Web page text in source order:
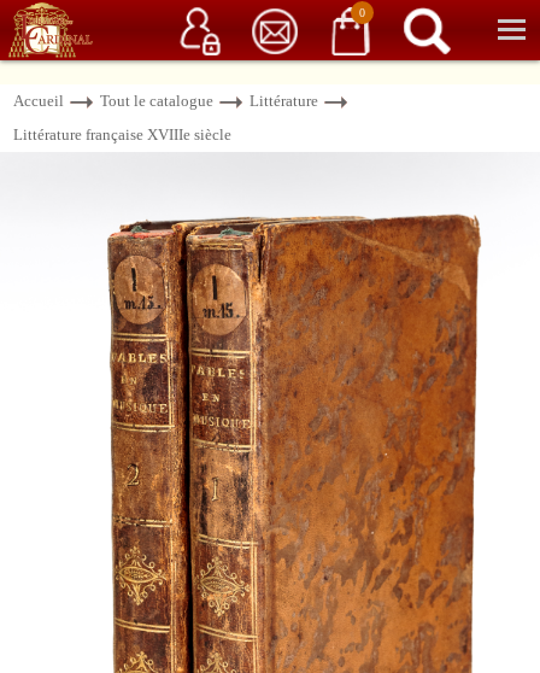
0
Service client 06 15 37 15 37 Librairie de livres anciens & rares
Accueil Tout le catalogue
Littérature
Littérature française XVIIIe siècle